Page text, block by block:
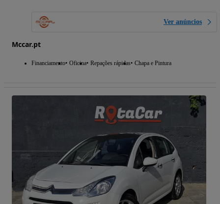
Ver anúncios
Mccar.pt
Financiamento Oficina Repações rápidas Chapa e Pintura